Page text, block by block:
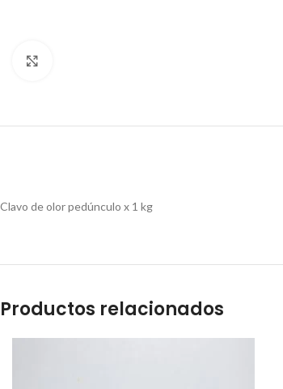
Clavo de olor pedúnculo x 1 kg
Productos relacionados